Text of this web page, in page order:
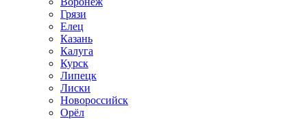
Грязи
Елец
Казань
Калуга
Курск
Липецк
Лиски
Новороссийск
Орёл